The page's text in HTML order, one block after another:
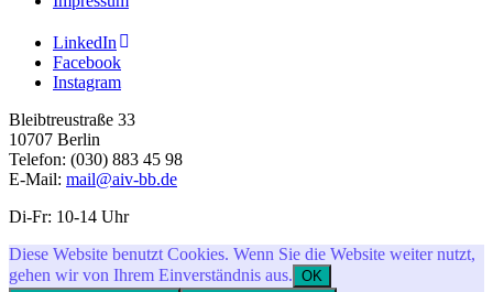
LinkedIn
Facebook
Instagram
Bleibtreustraße 33
10707 Berlin
Telefon: (030) 883 45 98
E-Mail: mail@aiv-bb.de
Di-Fr: 10-14 Uhr
Diese Website benutzt Cookies. Wenn Sie die Website weiter nutzt,
gehen wir von Ihrem Einverständnis aus. OK